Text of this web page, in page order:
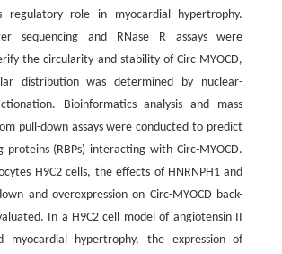
regulatory role in myocardial hypertrophy.
sequencing and RNase R assays were
the circularity and stability of Circ-MYOCD,
distribution was determined by nuclear-
Bioinformatics analysis and mass
pull-down assays were conducted to predict
proteins (RBPs) interacting with Circ-MYOCD.
H9C2 cells, the effects of HNRNPH1 and
and overexpression on Circ-MYOCD back-
In a H9C2 cell model of angiotensin II
myocardial hypertrophy, the expression of